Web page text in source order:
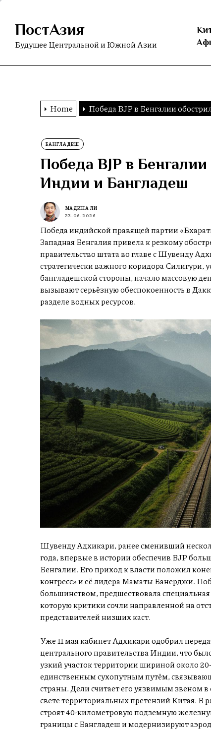
Skip
content
ПостАзия
Будущее Центральной и Южной Азии
Home Победа BJP в Бенгалии
БАНГЛАДЕШ
Победа BJP в
Индии и Бангладеш
МАДИНА ЛИ
23.06.2026
Победа индийской правящей партии
Западная Бенгалия привела к резкому
правительство штата во главе с Шувенду
стратегически важного коридора
бангладешской стороны, начало массовую
вызывают серьёзную обеспокоенность в
разделе водных ресурсов.
Шувенду Адхикари, ранее сменивший
года, впервые в истории обеспечив BJP
Бенгалии. Его приход к власти положил
конгресс» и её лидера Маматы Банерджи.
большинством, предшествовала
которую критики сочли направленной на
представителей низших каст.
Уже 11 мая кабинет Адхикари одобрил
центрального правительства Индии, что
узкий участок территории шириной около
единственным сухопутным путём,
страны. Дели считает его уязвимым звеном
свете территориальных претензий Китая. В
строят 40-километровую подземную
границы с Бангладеш и модернизируют